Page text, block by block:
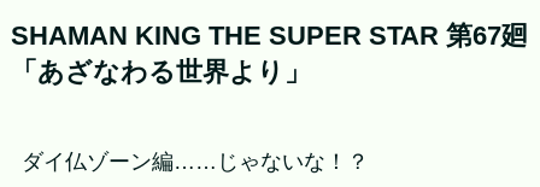
SHAMAN KING THE SUPER STAR 第67廻
「あざなわる世界より」
ダイ仏ゾーン編……じゃないな！？